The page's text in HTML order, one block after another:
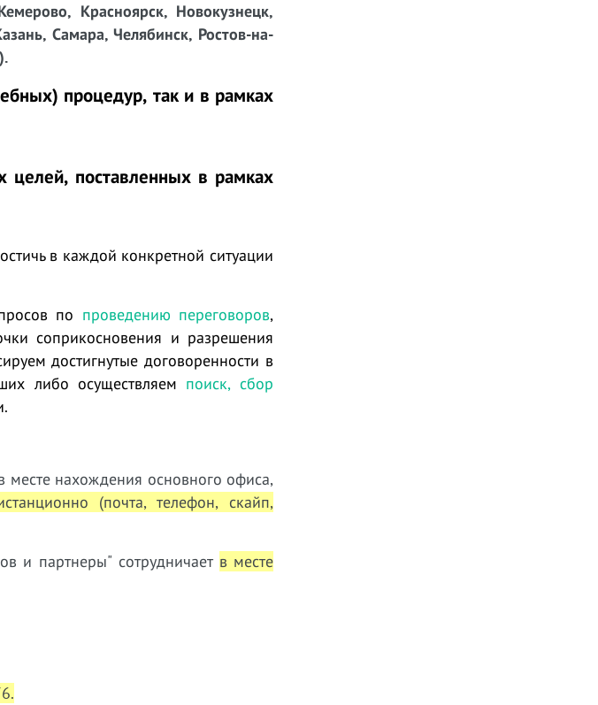
Красноярск, Новокузнецк,
Самара, Челябинск, Ростов-на-
процедур, так и в рамках
целей, поставленных в рамках
в каждой конкретной ситуации
по проведению переговоров,
соприкосновения и разрешения
достигнутые договоренности в
либо осуществляем поиск, сбор
месте нахождения основного офиса,
(почта, телефон, скайп,
и партнеры" сотрудничает в месте